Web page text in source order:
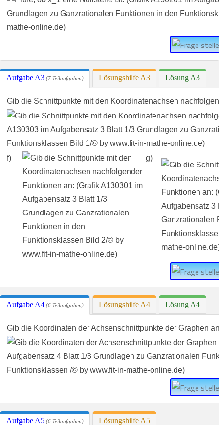
Aufgabe A3 (7 Teilaufgaben) Lösungshilfe A3 Lösung A3
Gib die Schnittpunkte mit den Koordinatenachsen
f) g)
Aufgabe A4 (6 Teilaufgaben) Lösungshilfe A4 Lösung A4
Gib die Koordinaten der Achsenschnittpunkte der Graphen
Aufgabe A5 (6 Teilaufgaben) Lösungshilfe A5